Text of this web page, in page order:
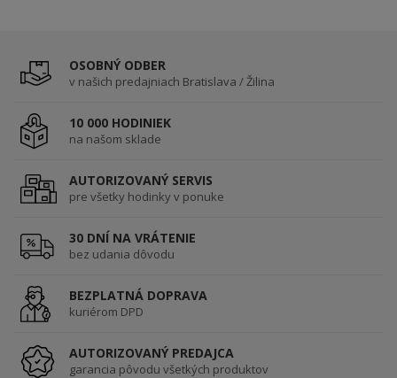
OSOBNÝ ODBER
v našich predajniach Bratislava / Žilina
10 000 HODINIEK
na našom sklade
AUTORIZOVANÝ SERVIS
pre všetky hodinky v ponuke
30 DNÍ NA VRÁTENIE
bez udania dôvodu
BEZPLATNÁ DOPRAVA
kuriérom DPD
AUTORIZOVANÝ PREDAJCA
garancia pôvodu všetkých produktov